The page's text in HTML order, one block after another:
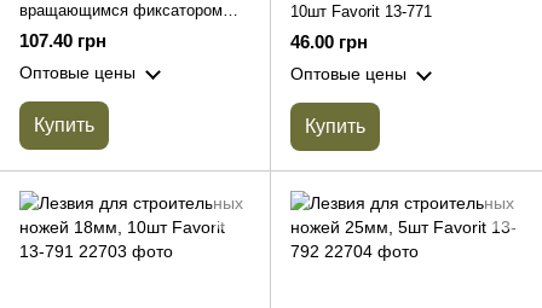
вращающимся фиксатором
упрочненный 18мм Favorit 13-
107.40 грн
Оптовые цены
Купить
10шт Favorit 13-771
46.00 грн
Оптовые цены
Купить